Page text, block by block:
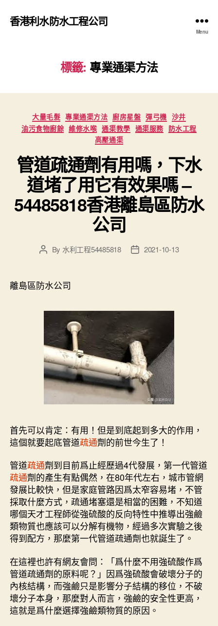
香港利水防水工程公司
Menu
標籤: 專業通渠方法
Categories
大量毛髮 專業通渠方法 廚房星盤 彈弓機 沙井
油污食物廚餘 維修水喉 通渠教學 通渠服務 防水工程
高壓通渠
管道疏通劑有用嗎，下水
道堵了用它有效果嗎 –
54485818香港離島區防水
公司
PostBy 水利工程54485818
Post2021-10-13
離島區防水公司
首先可以肯定：有用！但是到底起到多大的作用，
這個就要起底管道疏通劑的前世今生了！
管道疏通劑到目前爲止經歷過4代發展，第一代管道
疏通劑的產生有點偶然，在80年代左右，城市管網
發展比較快，但是家庭管路因爲太窄容易堵，不管
採取什麼方式，疏通堵塞還是相當的困難，不知道
哪個天才工程師從強硫酸的反向特性中推導出強鹼
類物質也應該可以分解有機物，經過多次實驗之後
得到配方，那麼第一代管道疏通劑也就誕生了。
在這裡也許有網友會問：「爲什麼不用強硫酸作爲
管道疏通劑的原料呢？」因爲強硫酸會破壞分子的
內核結構，而強鹼只是影響分子結構的移位，不破
壞分子本身，那麼對人而言，強鹼的安全性更高，
這就是爲什麼選擇強鹼類物質的原因。